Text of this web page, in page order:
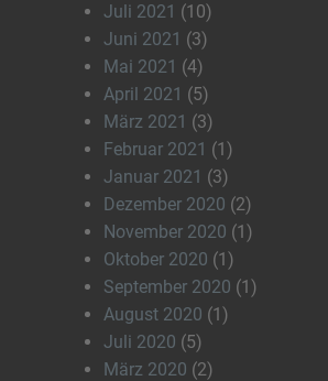
Juli 2021 (10)
Juni 2021 (3)
Mai 2021 (4)
April 2021 (5)
März 2021 (3)
Februar 2021 (1)
Januar 2021 (3)
Dezember 2020 (2)
November 2020 (1)
Oktober 2020 (1)
September 2020 (1)
August 2020 (1)
Juli 2020 (5)
März 2020 (2)